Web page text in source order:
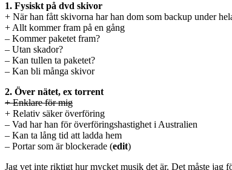
1. Fysiskt på dvd skivor
+ När han fått skivorna har han dom som backup under
+ Allt kommer fram på en gång
– Kommer paketet fram?
– Utan skador?
– Kan tullen ta paketet?
– Kan bli många skivor
2. Över nätet, ex torrent
+ Enklare för mig
+ Relativ säker överföring
– Vad har han för överföringshastighet i Australien
– Kan ta lång tid att ladda hem
– Portar som är blockerade (edit)
Jag vet inte riktigt hur mycket musik det är. Det måste jag